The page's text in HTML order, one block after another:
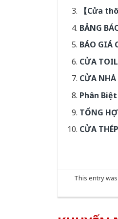
【Cửa
BẢNG
BÁO GIÁ
CỬA
CỬA
Phân Biệt
TỔNG
CỬA
This entry